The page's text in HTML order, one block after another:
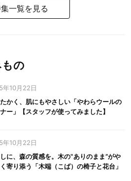
一覧を見る
の
年10月22日
かく、肌にもやさしい「やわらウールの
ー」【スタッフが使ってみました】
年10月22日
に、森の質感を。木の‟ありのまま”がや
寄り添う「木端（こば）の椅子と花台」